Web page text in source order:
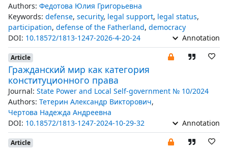
Authors: Федотова Юлия Григорьевна
Keywords: defense, security, legal support, legal status,
participation, defense of the Fatherland, democracy
DOI: 10.18572/1813-1247-2026-4-20-24 Annotation
Article
Гражданский мир как категория
конституционного права
Journal: State Power and Local Self-government № 10/2024
Authors: Тетерин Александр Викторович,
Чертова Надежда Андреевна
DOI: 10.18572/1813-1247-2024-10-29-32 Annotation
Article